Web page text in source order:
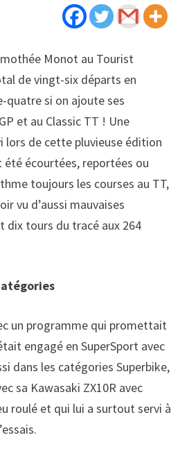
Monot au Tourist
de vingt-six départs en
si on ajoute ses
et au Classic TT ! Une
lors de cette pluvieuse édition
été écourtées, reportées ou
toujours les courses au TT,
vu d’aussi mauvaises
dix tours du tracé aux 264
un programme qui promettait
engagé en SuperSport avec
dans les catégories Superbike,
sa Kawasaki ZX10R avec
roulé et qui lui a surtout servi à